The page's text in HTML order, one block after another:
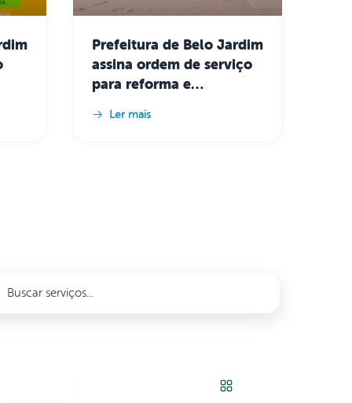
Prefeitura de Belo Jardim
assina ordem de serviço
para reforma e
Débora Barbosa Valença,
Ler mais